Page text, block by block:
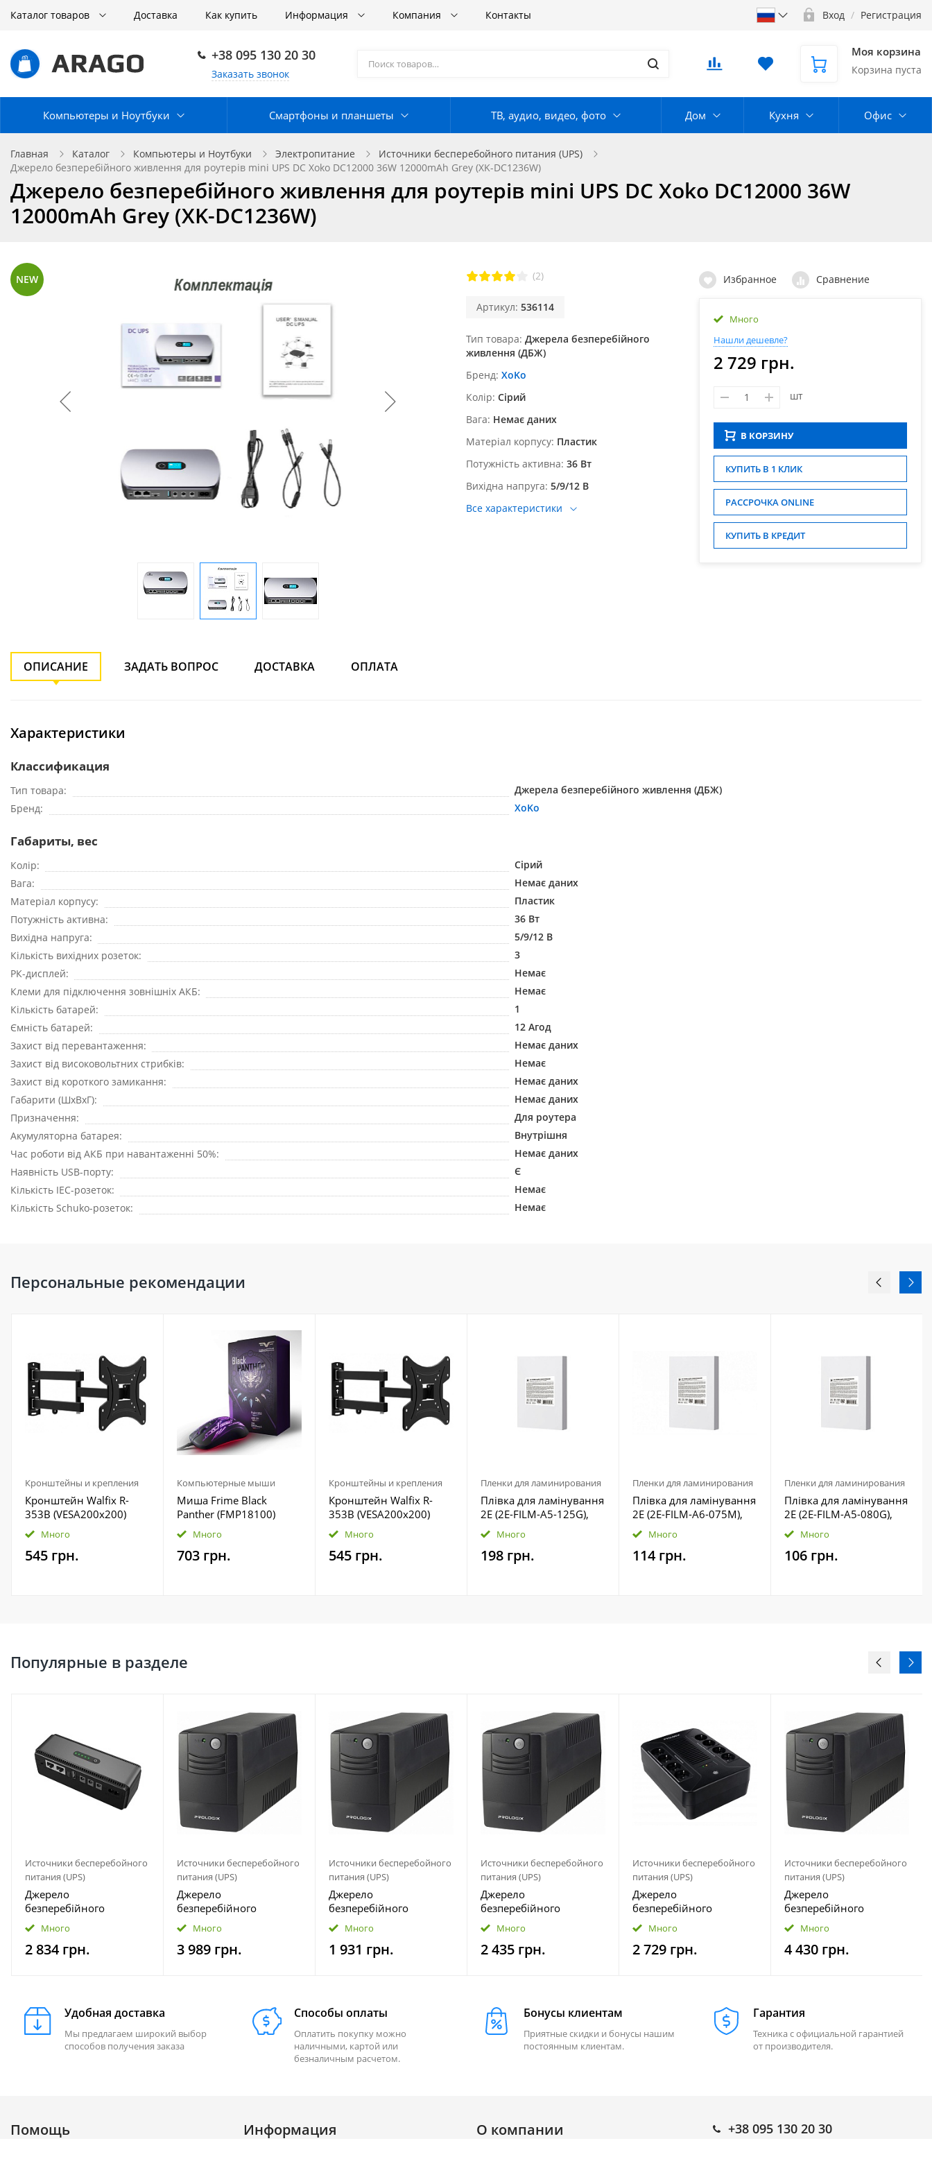
Каталог товаров Доставка Как купить Информация Компания Контакты Вход / Регистрация
+38 095 130 20 30
Заказать звонок
Моя корзина
Корзина пуста
Компьютеры и Ноутбуки Смартфоны и планшеты ТВ, аудио, видео, фото Дом Кухня Офис
Главная Каталог Компьютеры и Ноутбуки Электропитание
Источники бесперебойного питания (UPS)
Джерело безперебійного живлення для роутерів mini UPS DC Xoko DC12000 36W 12000mAh Grey (XK-DC1236W)
Джерело безперебійного живлення для роутерів mini UPS DC Xoko DC12000 36W
12000mAh Grey (XK-DC1236W)
NEW (2)
Артикул: 536114
Тип товара Джерела безперебійного
живлення (ДБЖ)
Бренд XoKo
Колір Сірий
Вага Немає даних
Матеріал корпусу Пластик
Потужність активна 36 Вт
Вихідна напруга 5/9/12 В
Все характеристики
Избранное Сравнение
Много
Нашли дешевле?
2 729 грн.
шт
В КОРЗИНУ
КУПИТЬ В 1 КЛИК
РАССРОЧКА ONLINE
КУПИТЬ В КРЕДИТ
ОПИСАНИЕ ЗАДАТЬ ВОПРОС ДОСТАВКА ОПЛАТА
Характеристики
Классификация
Тип товара
Джерела безперебійного живлення (ДБЖ)
Бренд
XoKo
Габариты, вес
Колір
Сірий
Вага
Немає даних
Матеріал корпусу
Пластик
Потужність активна
36 Вт
Вихідна напруга
5/9/12 В
Кількість вихідних розеток
3
РК-дисплей
Немає
Клеми для підключення зовнішніх АКБ
Немає
Кількість батарей
1
Ємність батарей
12 Агод
Захист від перевантаження
Немає даних
Захист від високовольтних стрибків
Немає
Захист від короткого замикання
Немає даних
Габарити (ШхВхГ)
Немає даних
Призначення
Для роутера
Акумуляторна батарея
Внутрішня
Час роботи від АКБ при навантаженні 50%
Немає даних
Наявність USB-порту
Є
Кількість IEC-розеток
Немає
Кількість Schuko-розеток
Немає
Персональные рекомендации
Кронштейны и крепления
Кронштейн Walfix R-
353B (VESA200х200)
Много
545 грн.
Компьютерные мыши
Миша Frime Black
Panther (FMP18100)
Много
703 грн.
Кронштейны и крепления
Кронштейн Walfix R-
353B (VESA200х200)
Много
545 грн.
Пленки для ламинирования
Плівка для ламінування
2E (2E-FILM-A5-125G),
A5, глянцева, 125мк,
100 шт
Много
198 грн.
Пленки для ламинирования
Плівка для ламінування
2E (2E-FILM-A6-075M),
A6, матова, 75мк, 100
шт
Много
114 грн.
Пленки для ламинирования
Плівка для ламінування
2E (2E-FILM-A5-080G),
A5, глянцева, 80мк, 100
шт
Много
106 грн.
Популярные в разделе
Источники бесперебойного
питания (UPS)
Джерело
безперебійного
живлення Yepo Smart
DC-UPS 10400mAh DC-
5V/9V/12V (UA-112485)
Много
2 834 грн.
Источники бесперебойного
питания (UPS)
Джерело
безперебійного
живлення Prologix 1000
(PLPU1000VA4LED)
Много
3 989 грн.
Источники бесперебойного
питания (UPS)
Джерело
безперебійного
живлення Prologix 600
(PLP600VA2LED)
Много
1 931 грн.
Источники бесперебойного
питания (UPS)
Джерело
безперебійного
живлення Prologix 800
(PLP800VA2LED)
Много
2 435 грн.
Источники бесперебойного
питания (UPS)
Джерело
безперебійного
живлення Prologix 650
(PLP650VA8LED)
Много
2 729 грн.
Источники бесперебойного
питания (UPS)
Джерело
безперебійного
живлення Prologix 1500
(PLPU1500VA4LED)
Много
4 430 грн.
Удобная доставка
Мы предлагаем широкий выбор
способов получения заказа
Способы оплаты
Оплатить покупку можно
наличными, картой или
безналичным расчетом.
Бонусы клиентам
Приятные скидки и бонусы нашим
постоянным клиентам.
Гарантия
Техника с официальной гарантией
от производителя.
Помощь Информация О компании +38 095 130 20 30